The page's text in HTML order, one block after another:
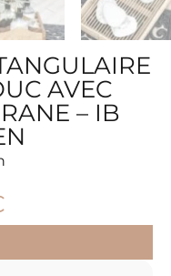
AVEC
– IB